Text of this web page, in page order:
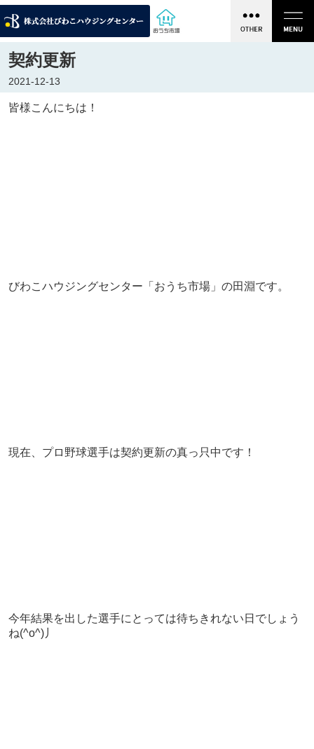
契約更新
2021-12-13
皆様こんにちは！
びわこハウジングセンター「おうち市場」の田淵です。
現在、プロ野球選手は契約更新の真っ只中です！
今年結果を出した選手にとっては待ちきれない日でしょう
ね(^o^)丿